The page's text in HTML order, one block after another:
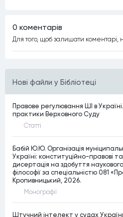
Нові файли у Бібліотеці
Правове регулювання ШІ в
практики Верховного Суду
Статтi
Бабій Ю.Ю. Організація
Україні: конституційно-правові
дисертація на здобуття
філософії за спеціальністю 081
Кропивницький, 2026.
Монографiї
Штучний інтелект у судах
0 коментарiв
Для того, щоб залишати коментарi,